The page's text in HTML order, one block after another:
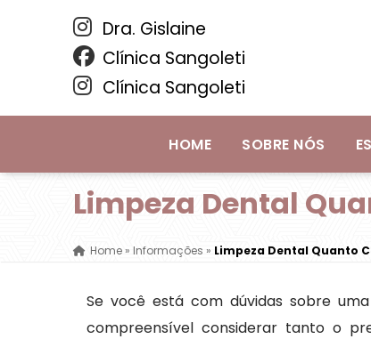
Dra. Gislaine
Clínica Sangoleti
Clínica Sangoleti
HOME SOBRE NÓS
Limpeza Dental
Home»Informações » Limpeza Dental Quanto
Se você está com dúvidas sobre uma
compreensível considerar tanto o